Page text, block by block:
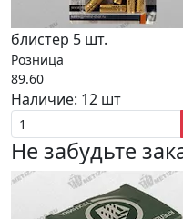
блистер 5 шт.
Розница
89.60
Наличие: 12 шт
Не забудьте